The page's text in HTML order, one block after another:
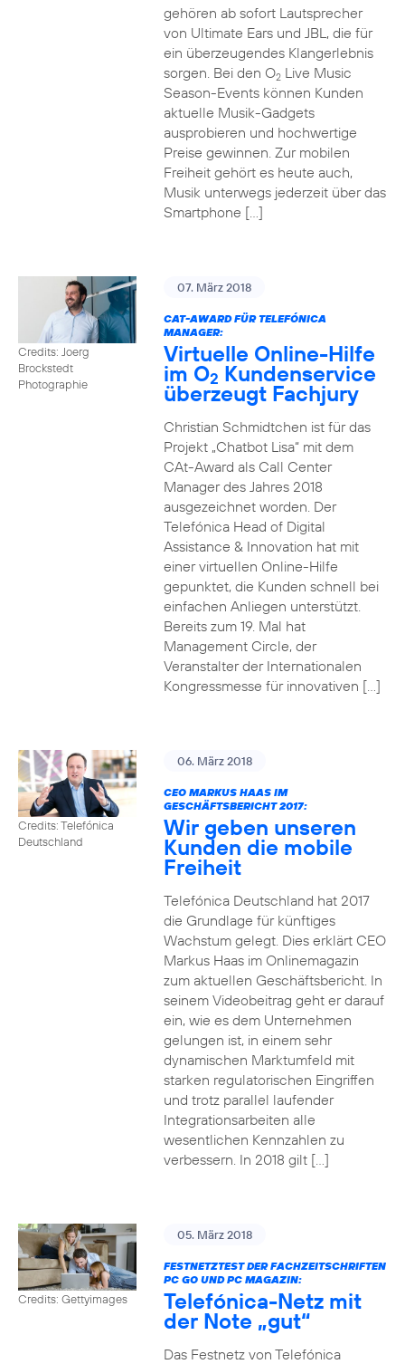
gehören ab sofort Lautsprecher
von Ultimate Ears und JBL, die für
ein überzeugendes Klangerlebnis
sorgen. Bei den O2Live Music
Season-Events können Kunden
aktuelle Musik-Gadgets
ausprobieren und hochwertige
Preise gewinnen. Zur mobilen
Freiheit gehört es heute auch,
Musik unterwegs jederzeit über das
Smartphone […]
Credits: Joerg
Brockstedt
Photographie
07. März 2018
CAT-AWARD FÜR TELEFÓNICA
MANAGER:
Virtuelle Online-Hilfe
im O2 Kundenservice
überzeugt Fachjury
Christian Schmidtchen ist für das
Projekt „Chatbot Lisa“ mit dem
CAt-Award als Call Center
Manager des Jahres 2018
ausgezeichnet worden. Der
Telefónica Head of Digital
Assistance & Innovation hat mit
einer virtuellen Online-Hilfe
gepunktet, die Kunden schnell bei
einfachen Anliegen unterstützt.
Bereits zum 19. Mal hat
Management Circle, der
Veranstalter der Internationalen
Kongressmesse für innovativen […]
Credits: Telefónica
Deutschland
06. März 2018
CEO MARKUS HAAS IM
GESCHÄFTSBERICHT 2017:
Wir geben unseren
Kunden die mobile
Freiheit
Telefónica Deutschland hat 2017
die Grundlage für künftiges
Wachstum gelegt. Dies erklärt CEO
Markus Haas im Onlinemagazin
zum aktuellen Geschäftsbericht. In
seinem Videobeitrag geht er darauf
ein, wie es dem Unternehmen
gelungen ist, in einem sehr
dynamischen Marktumfeld mit
starken regulatorischen Eingriffen
und trotz parallel laufender
Integrationsarbeiten alle
wesentlichen Kennzahlen zu
verbessern. In 2018 gilt […]
Credits: Gettyimages
05. März 2018
FESTNETZTEST DER FACHZEITSCHRIFTEN
PC GO UND PC MAGAZIN:
Telefónica-Netz mit
der Note „gut“
Das Festnetz von Telefónica